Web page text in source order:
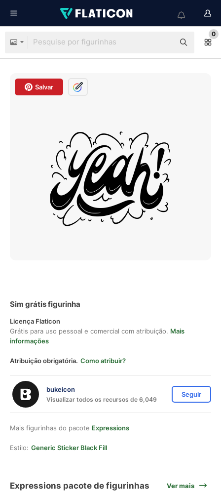
0
Salvar
Sim grátis figurinha
Licença Flaticon
Grátis para uso pessoal e comercial com atribuição. Mais
informações
Atribuição obrigatória. Como atribuir?
bukeicon
Visualizar todos os recursos de 6,049
Seguir
Mais figurinhas do pacote Expressions
Estilo: Generic Sticker Black Fill
Expressions pacote de figurinhas Ver mais